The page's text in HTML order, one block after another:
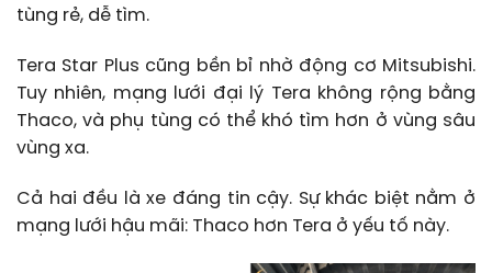
tùng rẻ, dễ tìm.
Tera Star Plus cũng bền bỉ nhờ động cơ Mitsubishi.
Tuy nhiên, mạng lưới đại lý Tera không rộng bằng
Thaco, và phụ tùng có thể khó tìm hơn ở vùng sâu
vùng xa.
Cả hai đều là xe đáng tin cậy. Sự khác biệt nằm ở
mạng lưới hậu mãi: Thaco hơn Tera ở yếu tố này.